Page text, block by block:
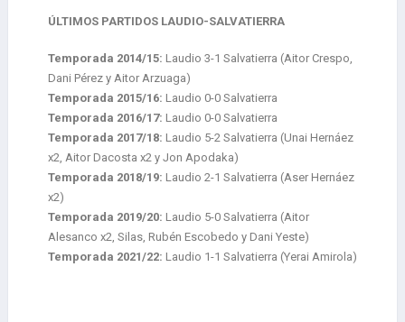
ÚLTIMOS PARTIDOS LAUDIO-SALVATIERRA
Temporada 2014/15: Laudio 3-1 Salvatierra (Aitor Crespo,
Dani Pérez y Aitor Arzuaga)
Temporada 2015/16: Laudio 0-0 Salvatierra
Temporada 2016/17: Laudio 0-0 Salvatierra
Temporada 2017/18: Laudio 5-2 Salvatierra (Unai Hernáez
x2, Aitor Dacosta x2 y Jon Apodaka)
Temporada 2018/19: Laudio 2-1 Salvatierra (Aser Hernáez
x2)
Temporada 2019/20: Laudio 5-0 Salvatierra (Aitor
Alesanco x2, Silas, Rubén Escobedo y Dani Yeste)
Temporada 2021/22: Laudio 1-1 Salvatierra (Yerai Amirola)